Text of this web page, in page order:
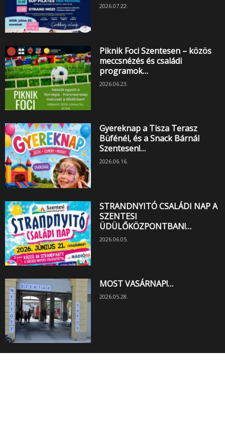
2026.07.22.
Piknik Foci Szentesen – közös
meccsnézés és családi
programok…
2026.06.23.
Gyereknap a Tisza Terasz
Büfénél, és a Snack Bárnál
Szentesen!…
2026.06.16.
STRANDNYITÓ CSALÁDI NAP A
SZENTESI
ÜDÜLŐKÖZPONTBAN!…
2026.06.05.
MOST VASÁRNAP!…
2026.05.28.